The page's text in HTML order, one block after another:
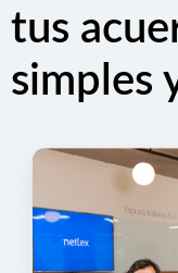
tus
simples